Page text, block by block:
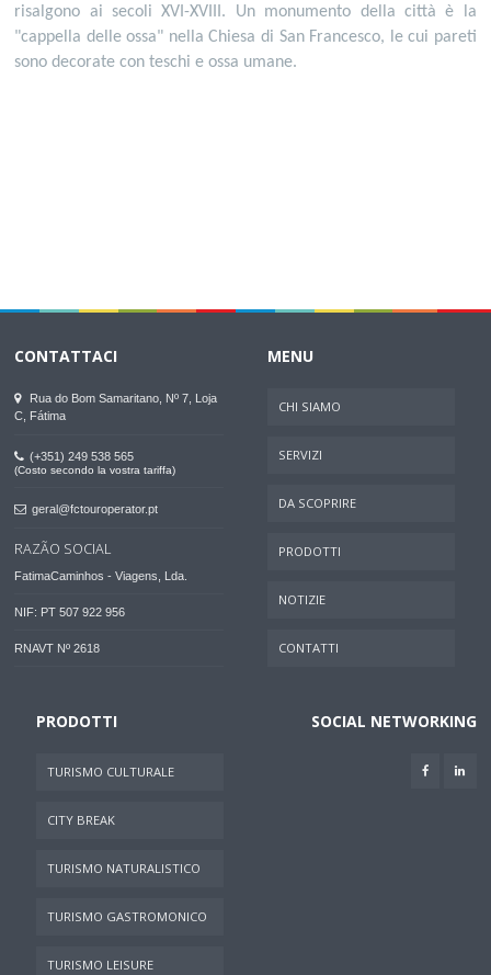
risalgono ai secoli XVI-XVIII. Un monumento della città è la
"cappella delle ossa" nella Chiesa di San Francesco, le cui pareti
sono decorate con teschi e ossa umane.
CONTATTACI
Rua do Bom Samaritano, Nº 7, Loja
C, Fátima
(+351) 249 538 565
(Costo secondo la vostra tariffa)
geral@fctouroperator.pt
RAZÃO SOCIAL
FatimaCaminhos - Viagens, Lda.
NIF: PT 507 922 956
RNAVT Nº 2618
MENU
CHI SIAMO
SERVIZI
DA SCOPRIRE
PRODOTTI
NOTIZIE
CONTATTI
PRODOTTI
TURISMO CULTURALE
CITY BREAK
TURISMO NATURALISTICO
TURISMO GASTROMONICO
TURISMO LEISURE
SOCIAL NETWORKING